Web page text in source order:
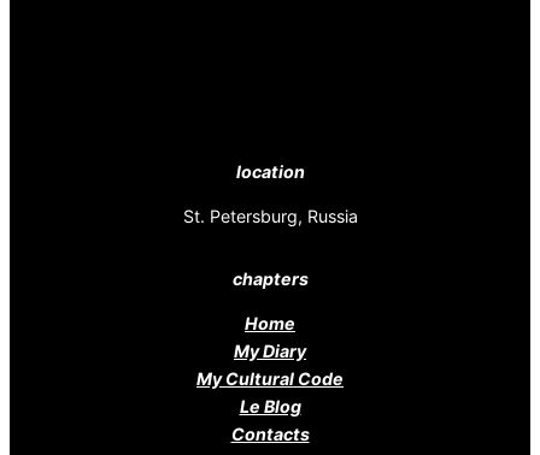
location
St. Petersburg, Russia
chapters
Home
My Diary
My Cultural Code
Le Blog
Contacts